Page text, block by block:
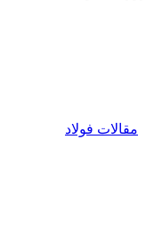
مقالات فولاد